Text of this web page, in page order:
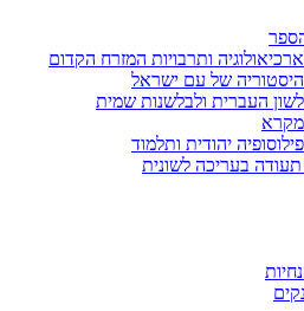
ותרבויות המזרח הקדום
של עם ישראל
העברית ולבלשנות שמית
יהודית ותלמוד
תעודה בעריכה לשונית